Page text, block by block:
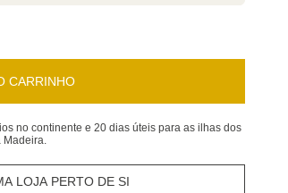
CARRINHO
no continente e 20 dias úteis para as ilhas dos
Madeira.
LOJA PERTO DE SI